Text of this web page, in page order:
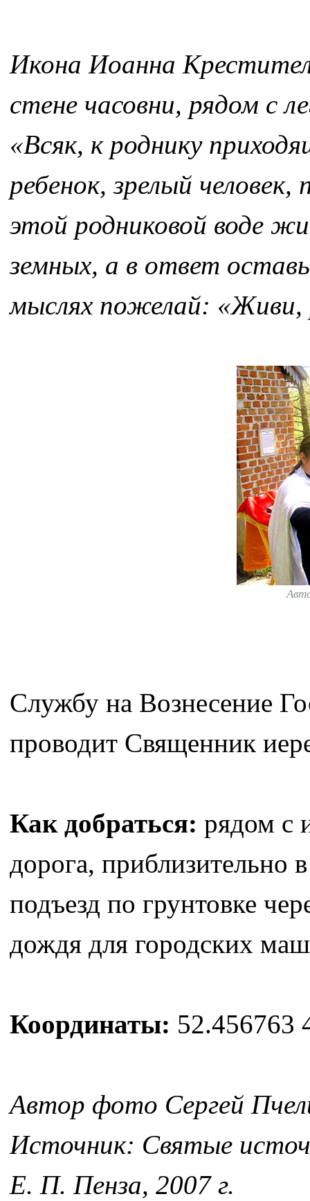
Икона Иоанна
стене часовни, рядом с
«Всяк, к роднику
ребенок, зрелый
этой родниковой воде
земных, а в ответ
мыслях пожелай:
Службу на Вознесение
проводит Священник
Как добраться: рядом с
дорога, приблизительно
подъезд по грунтовке
дождя для городских
Координаты: 52.456763
Автор фото Сергей
Источник: Святые
Е. П. Пенза, 2007 г.